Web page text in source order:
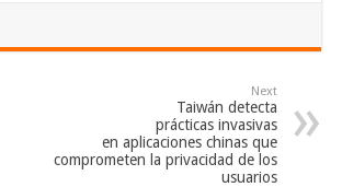
Next
Taiwán detecta
prácticas invasivas
en aplicaciones chinas que
comprometen la privacidad de los
usuarios